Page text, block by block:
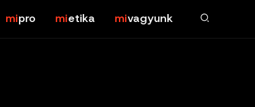
pro etika vagyunk